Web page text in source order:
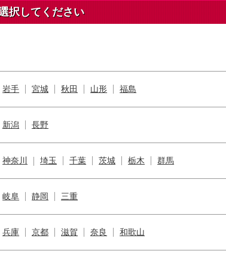
択してください
岩手 宮城 秋田 山形 福島
新潟 長野
神奈川 埼玉 千葉 茨城 栃木 群馬
岐阜 静岡 三重
兵庫 京都 滋賀 奈良 和歌山